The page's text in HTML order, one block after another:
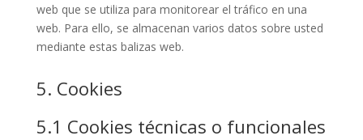
web que se utiliza para monitorear el tráfico en una
web. Para ello, se almacenan varios datos sobre usted
mediante estas balizas web.
5. Cookies
5.1 Cookies técnicas o funcionales